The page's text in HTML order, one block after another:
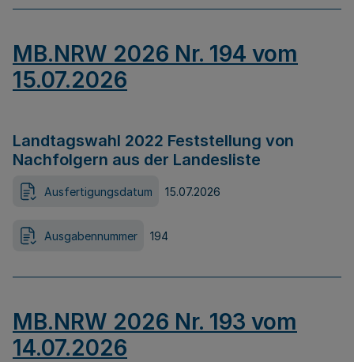
MB.NRW 2026 Nr. 194 vom
15.07.2026
Landtagswahl 2022 Feststellung von
Nachfolgern aus der Landesliste
Ausfertigungsdatum 15.07.2026
Ausgabennummer 194
MB.NRW 2026 Nr. 193 vom
14.07.2026